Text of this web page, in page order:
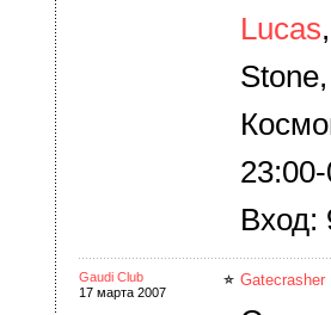
Lucas
Вход:
Gaudi Club
17 марта 2007
Gatecrasher